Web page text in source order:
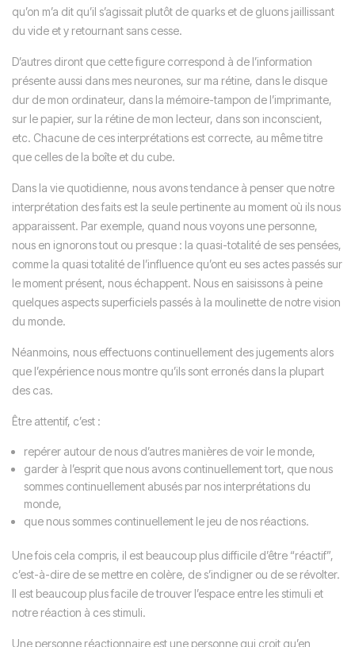
qu’on m’a dit qu’il s’agissait plutôt de quarks et de gluons jaillissant
du vide et y retournant sans cesse.
D’autres diront que cette figure correspond à de l’information
présente aussi dans mes neurones, sur ma rétine, dans le disque
dur de mon ordinateur, dans la mémoire-tampon de l’imprimante,
sur le papier, sur la rétine de mon lecteur, dans son inconscient,
etc. Chacune de ces interprétations est correcte, au même titre
que celles de la boîte et du cube.
Dans la vie quotidienne, nous avons tendance à penser que notre
interprétation des faits est la seule pertinente au moment où ils nous
apparaissent. Par exemple, quand nous voyons une personne,
nous en ignorons tout ou presque : la quasi-totalité de ses pensées,
comme la quasi totalité de l’influence qu’ont eu ses actes passés sur
le moment présent, nous échappent. Nous en saisissons à peine
quelques aspects superficiels passés à la moulinette de notre vision
du monde.
Néanmoins, nous effectuons continuellement des jugements alors
que l’expérience nous montre qu’ils sont erronés dans la plupart
des cas.
Être attentif, c’est :
repérer autour de nous d’autres manières de voir le monde,
garder à l’esprit que nous avons continuellement tort, que nous
sommes continuellement abusés par nos interprétations du
monde,
que nous sommes continuellement le jeu de nos réactions.
Une fois cela compris, il est beaucoup plus difficile d’être “réactif”,
c’est-à-dire de se mettre en colère, de s’indigner ou de se révolter.
Il est beaucoup plus facile de trouver l’espace entre les stimuli et
notre réaction à ces stimuli.
Une personne réactionnaire est une personne qui croit qu’en